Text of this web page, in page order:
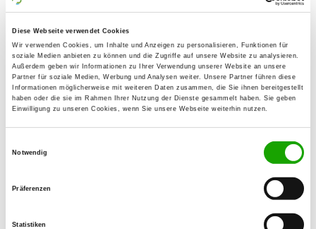
Diese Webseite verwendet Cookies
Wir verwenden Cookies, um Inhalte und Anzeigen zu personalisieren, Funktionen für
soziale Medien anbieten zu können und die Zugriffe auf unsere Website zu analysieren.
Außerdem geben wir Informationen zu Ihrer Verwendung unserer Website an unsere
Partner für soziale Medien, Werbung und Analysen weiter. Unsere Partner führen diese
Informationen möglicherweise mit weiteren Daten zusammen, die Sie ihnen bereitgestellt
haben oder die sie im Rahmen Ihrer Nutzung der Dienste gesammelt haben. Sie geben
Einwilligung zu unseren Cookies, wenn Sie unsere Webseite weiterhin nutzen.
Notwendig
Präferenzen
Statistiken
OG - Kiel-Vieburg
Details
Meimersdorfer Moor 30
24145 Kiel
Details
24211 Preetz
Details
Hohenliethweg